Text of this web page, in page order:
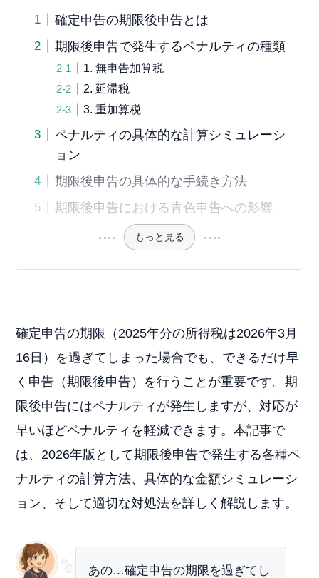
確定申告の期限後申告とは
期限後申告で発生するペナルティの種類
1. 無申告加算税
2. 延滞税
3. 重加算税
ペナルティの具体的な計算シミュレーシ
ョン
期限後申告の具体的な手続き方法
期限後申告における青色申告への影響
もっと見る
確定申告の期限（2025年分の所得税は2026年3月
16日）を過ぎてしまった場合でも、できるだけ早
く申告（期限後申告）を行うことが重要です。期
限後申告にはペナルティが発生しますが、対応が
早いほどペナルティを軽減できます。本記事で
は、2026年版として期限後申告で発生する各種ペ
ナルティの計算方法、具体的な金額シミュレーシ
ョン、そして適切な対処法を詳しく解説します。
あの…確定申告の期限を過ぎてし